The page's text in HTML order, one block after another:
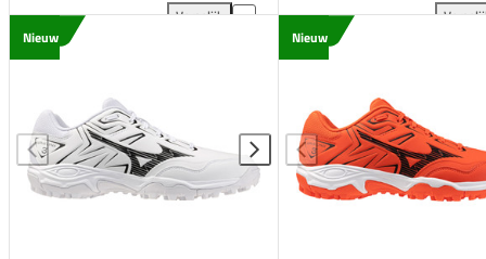
Vergelijk
Mizuno Wave Panthera toevoegen aan vergelijking
Nieuw Nieuw